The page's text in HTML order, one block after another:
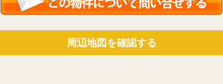
周辺地図を確認する